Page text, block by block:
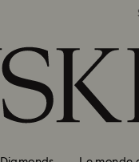
Livraison standard
une commande